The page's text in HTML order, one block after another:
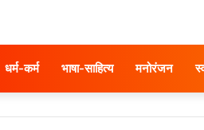
धर्म-कर्म भाषा-साहित्य मनोरंजन